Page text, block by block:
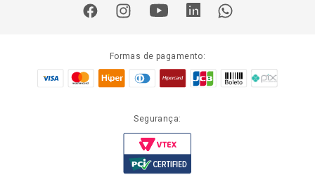
Formas de pagamento:
Segurança: